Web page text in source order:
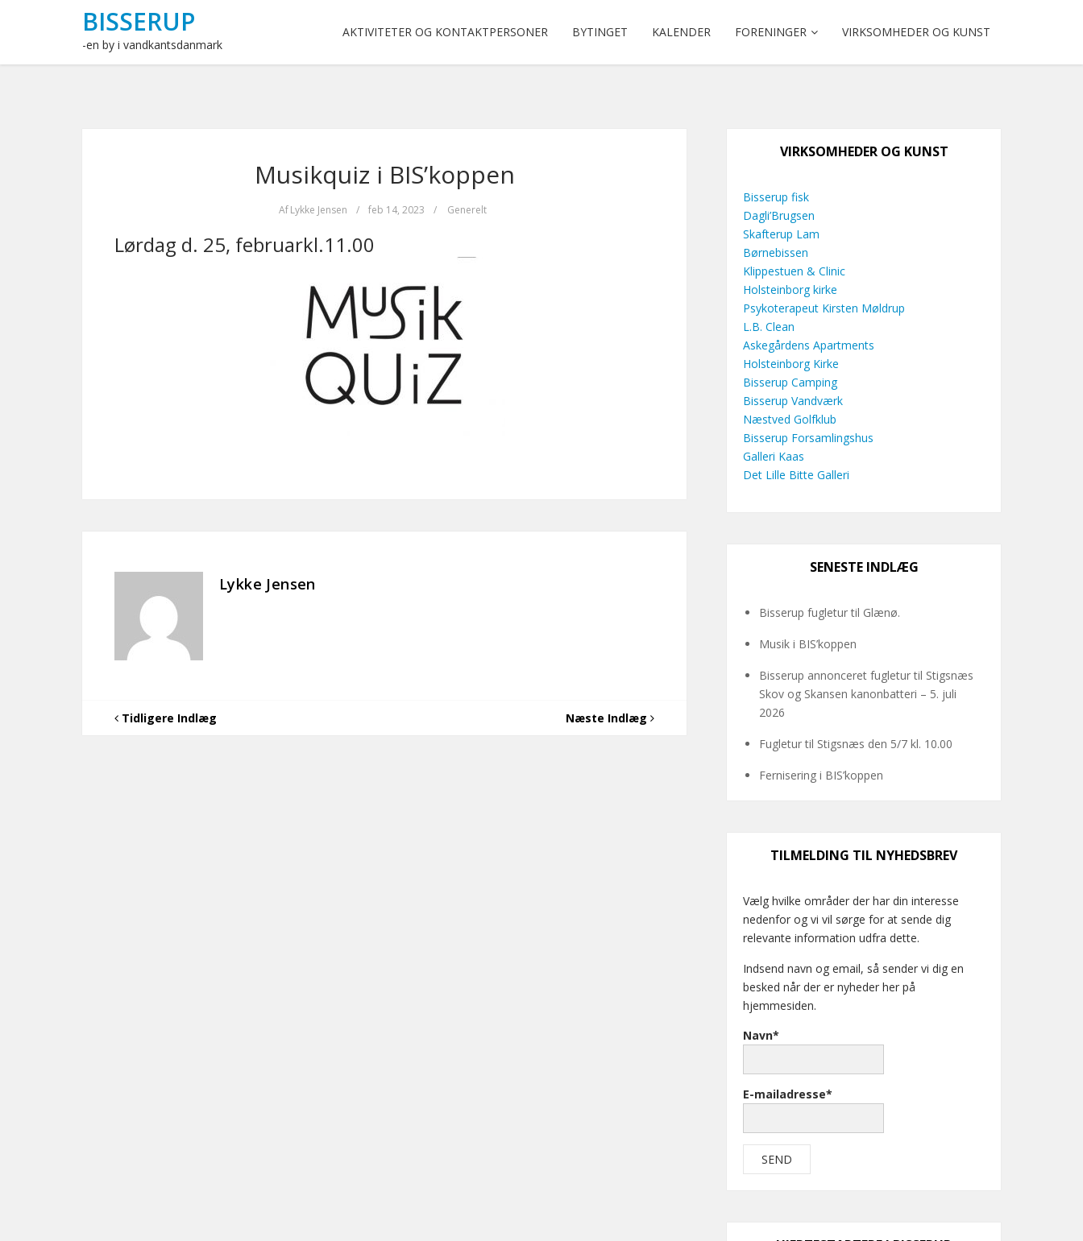
BISSERUP
-en by i vandkantsdanmark
AKTIVITETER OG KONTAKTPERSONER BYTINGET KALENDER FORENINGER VIRKSOMHEDER OG KUNST
Musikquiz i BIS’koppen
Af Lykke Jensen / feb 14, 2023 / Generelt
Lørdag d. 25, februarkl.11.00
Lykke Jensen
Tidligere Indlæg Næste Indlæg
VIRKSOMHEDER OG KUNST
Bisserup fisk
Dagli’Brugsen
Skafterup Lam
Børnebissen
Klippestuen & Clinic
Holsteinborg kirke
Psykoterapeut Kirsten Møldrup
L.B. Clean
Askegårdens Apartments
Holsteinborg Kirke
Bisserup Camping
Bisserup Vandværk
Næstved Golfklub
Bisserup Forsamlingshus
Galleri Kaas
Det Lille Bitte Galleri
SENESTE INDLÆG
Bisserup fugletur til Glænø.
Musik i BIS’koppen
Bisserup annonceret fugletur til Stigsnæs
Skov og Skansen kanonbatteri – 5. juli
2026
Fugletur til Stigsnæs den 5/7 kl. 10.00
Fernisering i BIS’koppen
TILMELDING TIL NYHEDSBREV
Vælg hvilke områder der har din interesse
nedenfor og vi vil sørge for at sende dig
relevante information udfra dette.
Indsend navn og email, så sender vi dig en
besked når der er nyheder her på
hjemmesiden.
Navn*
E-mailadresse*